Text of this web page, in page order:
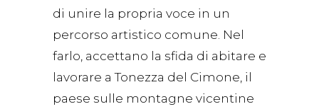
di unire la propria voce in un
percorso artistico comune. Nel
farlo, accettano la sfida di abitare e
lavorare a Tonezza del Cimone, il
paese sulle montagne vicentine